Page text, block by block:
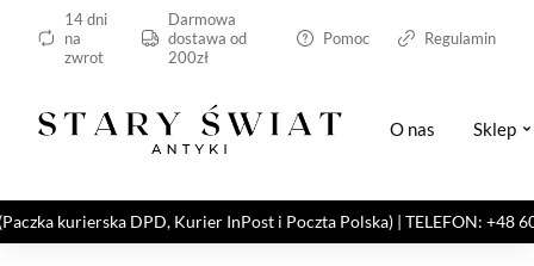
14 dni
na
zwrot
Darmowa
dostawa od
200zł
Pomoc Regulamin
O nas Sklep
kurierska DPD, Kurier InPost i Poczta Polska) | TELEFON: +48